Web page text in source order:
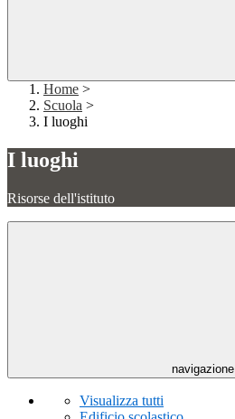
Home >
Scuola >
I luoghi
I luoghi
Risorse dell'istituto
navigazione
Visualizza tutti